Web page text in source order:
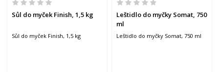
Sůl do myček Finish, 1,5 kg
Sůl do myček Finish, 1,5 kg
Leštidlo do myčky Somat, 750
ml
Leštidlo do myčky Somat, 750 ml